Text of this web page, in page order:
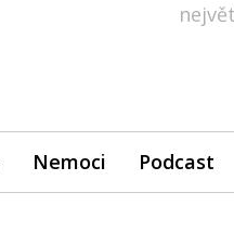
Nemoci Podcast